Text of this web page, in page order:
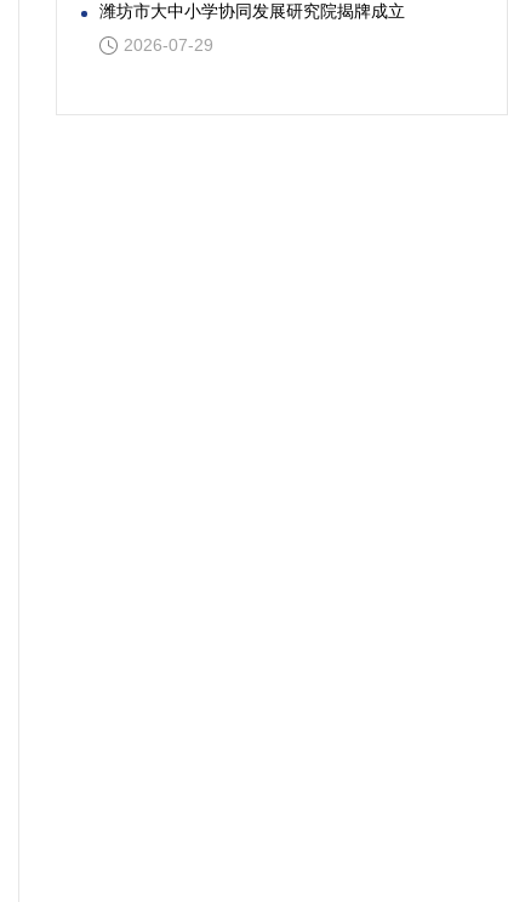
潍坊市大中小学协同发展研究院揭牌成立
2026-07-29